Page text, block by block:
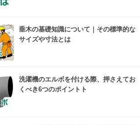
垂木の基礎知識について｜その標準的な
サイズや寸法とは
洗濯機のエルボを付ける際、押さえてお
くべき6つのポイントト